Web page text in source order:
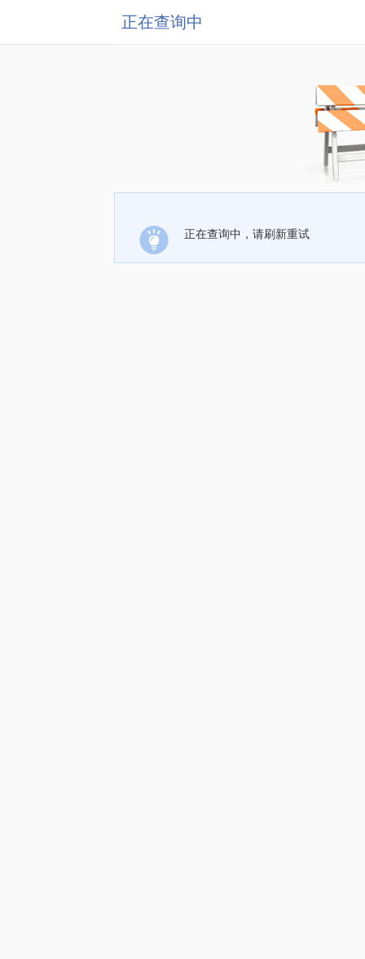
正在查询中
正在查询中，请刷新重试